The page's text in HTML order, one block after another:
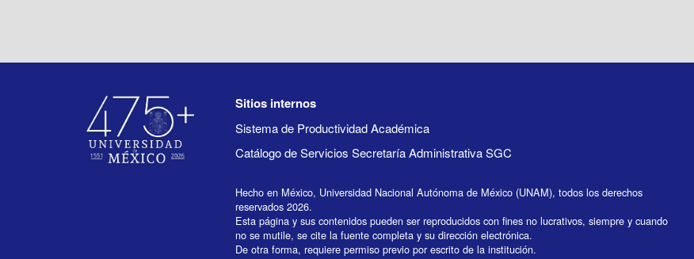
Sitios internos
Sistema de Productividad Académica
Catálogo de Servicios Secretaría Administrativa SGC
Hecho en México, Universidad Nacional Autónoma de México (UNAM), todos los derechos
reservados 2026.
Esta página y sus contenidos pueden ser reproducidos con fines no lucrativos, siempre y cuando
no se mutile, se cite la fuente completa y su dirección electrónica.
De otra forma, requiere permiso previo por escrito de la institución.